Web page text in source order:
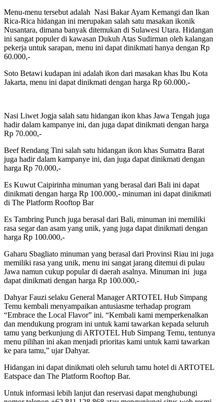
Menu-menu tersebut adalah Nasi Bakar Ayam Kemangi dan Ikan
Rica-Rica hidangan ini merupakan salah satu masakan ikonik
Nusantara, dimana banyak ditemukan di Sulawesi Utara. Hidangan
ini sangat populer di kawasan Dukuh Atas Sudirman oleh kalangan
pekerja untuk sarapan, menu ini dapat dinikmati hanya dengan Rp
60.000,-
Soto Betawi kudapan ini adalah ikon dari masakan khas Ibu Kota
Jakarta, menu ini dapat dinikmati dengan harga Rp 60.000,-
Nasi Liwet Jogja salah satu hidangan ikon khas Jawa Tengah juga
hadir dalam kampanye ini, dan juga dapat dinikmati dengan harga
Rp 70.000,-
Beef Rendang Tini salah satu hidangan ikon khas Sumatra Barat
juga hadir dalam kampanye ini, dan juga dapat dinikmati dengan
harga Rp 70.000,-
Es Kuwut Caipirinha minuman yang berasal dari Bali ini dapat
dinikmati dengan harga Rp 100.000,- minuman ini dapat dinikmati
di The Platform Rooftop Bar
Es Tambring Punch juga berasal dari Bali, minuman ini memiliki
rasa segar dan asam yang unik, yang juga dapat dinikmati dengan
harga Rp 100.000,-
Gaharu Sbagliato minuman yang berasal dari Provinsi Riau ini juga
memiliki rasa yang unik, menu ini sangat jarang ditemui di pulau
Jawa namun cukup popular di daerah asalnya. Minuman ini juga
dapat dinikmati dengan harga Rp 100.000,-
Dahyar Fauzi selaku General Manager ARTOTEL Hub Simpang
Temu kembali menyampaikan antusiasme terhadap program
“Embrace the Local Flavor” ini. “Kembali kami memperkenalkan
dan mendukung program ini untuk kami tawarkan kepada seluruh
tamu yang berkunjung di ARTOTEL Hub Simpang Temu, tentunya
menu pilihan ini akan menjadi prioritas kami untuk kami tawarkan
ke para tamu,” ujar Dahyar.
Hidangan ini dapat dinikmati oleh seluruh tamu hotel di ARTOTEL
Eatspace dan The Platform Rooftop Bar.
Untuk informasi lebih lanjut dan reservasi dapat menghubungi